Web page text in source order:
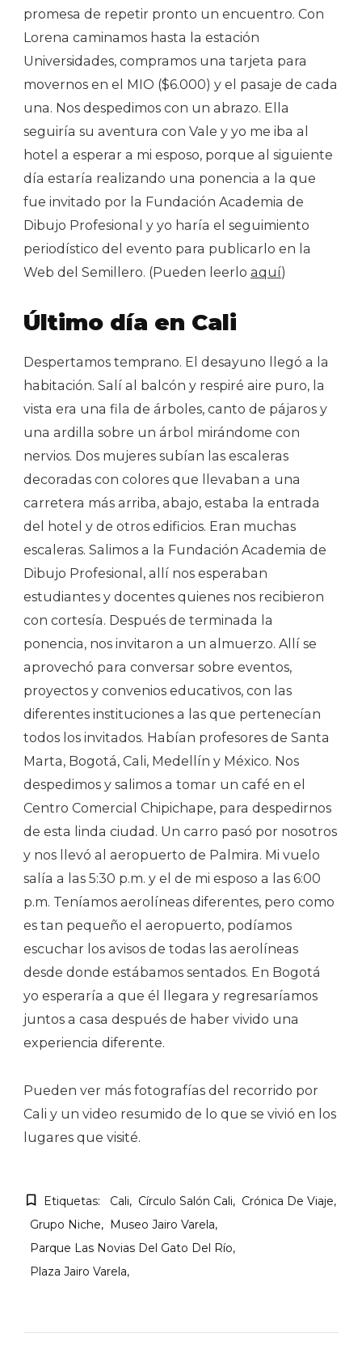
promesa de repetir pronto un encuentro. Con
Lorena caminamos hasta la estación
Universidades, compramos una tarjeta para
movernos en el MIO ($6.000) y el pasaje de cada
una. Nos despedimos con un abrazo. Ella
seguiría su aventura con Vale y yo me iba al
hotel a esperar a mi esposo, porque al siguiente
día estaría realizando una ponencia a la que
fue invitado por la Fundación Academia de
Dibujo Profesional y yo haría el seguimiento
periodístico del evento para publicarlo en la
Web del Semillero. (Pueden leerlo aquí)
Último día en Cali
Despertamos temprano. El desayuno llegó a la
habitación. Salí al balcón y respiré aire puro, la
vista era una fila de árboles, canto de pájaros y
una ardilla sobre un árbol mirándome con
nervios. Dos mujeres subían las escaleras
decoradas con colores que llevaban a una
carretera más arriba, abajo, estaba la entrada
del hotel y de otros edificios. Eran muchas
escaleras. Salimos a la Fundación Academia de
Dibujo Profesional, allí nos esperaban
estudiantes y docentes quienes nos recibieron
con cortesía. Después de terminada la
ponencia, nos invitaron a un almuerzo. Allí se
aprovechó para conversar sobre eventos,
proyectos y convenios educativos, con las
diferentes instituciones a las que pertenecían
todos los invitados. Habían profesores de Santa
Marta, Bogotá, Cali, Medellín y México. Nos
despedimos y salimos a tomar un café en el
Centro Comercial Chipichape, para despedirnos
de esta linda ciudad. Un carro pasó por nosotros
y nos llevó al aeropuerto de Palmira. Mi vuelo
salía a las 5:30 p.m. y el de mi esposo a las 6:00
p.m. Teníamos aerolíneas diferentes, pero como
es tan pequeño el aeropuerto, podíamos
escuchar los avisos de todas las aerolíneas
desde donde estábamos sentados. En Bogotá
yo esperaría a que él llegara y regresaríamos
juntos a casa después de haber vivido una
experiencia diferente.
Pueden ver más fotografías del recorrido por
Cali y un video resumido de lo que se vivió en los
lugares que visité.
Etiquetas: Cali Círculo Salón Cali
Crónica De Viaje
Grupo Niche
Museo Jairo Varela
Parque Las Novias Del Gato Del Río
Plaza Jairo Varela